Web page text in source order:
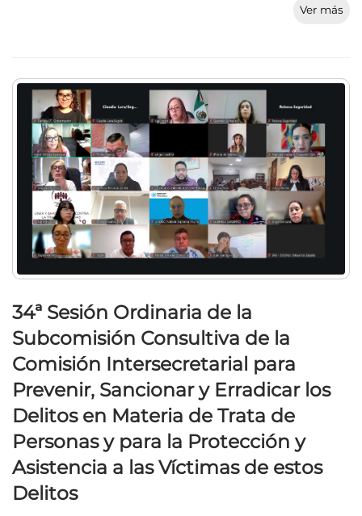
Ver más
34ª Sesión Ordinaria de la
Subcomisión Consultiva de la
Comisión Intersecretarial para
Prevenir, Sancionar y Erradicar los
Delitos en Materia de Trata de
Personas y para la Protección y
Asistencia a las Víctimas de estos
Delitos